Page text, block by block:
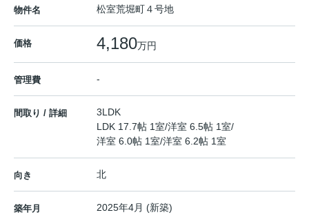
物件名 松室荒堀町４号地
価格 4,180万円
管理費 -
間取り / 詳細
3LDK
LDK 17.7帖 1室/洋室 6.5帖 1室/
洋室 6.0帖 1室/洋室 6.2帖 1室
向き 北
築年月 2025年4月 (新築)